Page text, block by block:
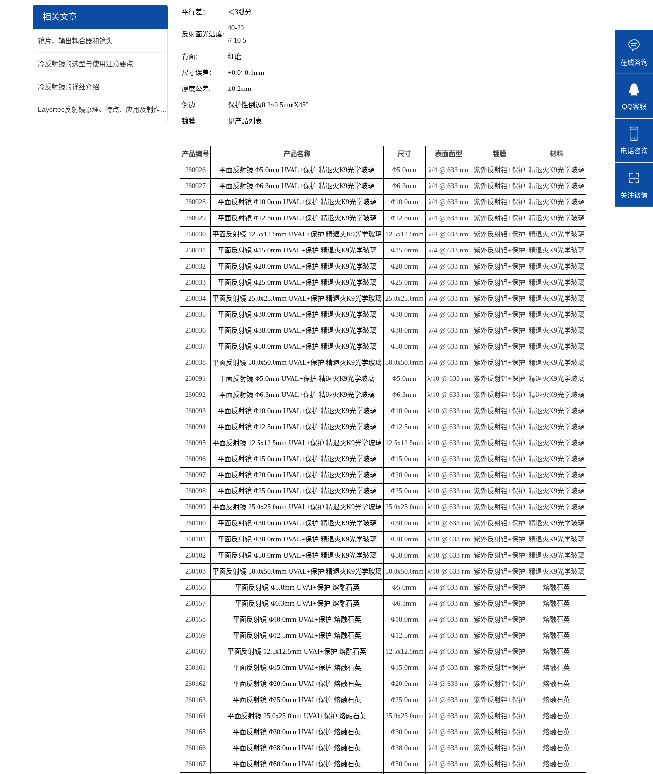
相关文章
镜片，输出耦合器和镜头
冷反射镜的选型与使用注意要点
冷反射镜的详细介绍
Layertec反射镜原理、特点、应用及制作工艺
平行差： ＜3弧分
反射面光洁度:
40-20
// 10-5
背面: 细磨
尺寸误差： +0.0/-0.1mm
厚度公差: ±0.2mm
倒边 : 保护性倒边0.2~0.5mmX45°
镀膜 : 见产品列表
产品编号 产品名称 尺寸 表面面型 镀膜 材料
260026 平面反射镜 Φ5.0mm UVAL+保护 精退火K9光学玻璃 Φ5.0mm λ/4 @ 633 nm 紫外反射铝+保护 精退火K9光学玻璃
260027 平面反射镜 Φ6.3mm UVAL+保护 精退火K9光学玻璃 Φ6.3mm λ/4 @ 633 nm 紫外反射铝+保护 精退火K9光学玻璃
260028 平面反射镜 Φ10.0mm UVAL+保护 精退火K9光学玻璃 Φ10.0mm λ/4 @ 633 nm 紫外反射铝+保护 精退火K9光学玻璃
260029 平面反射镜 Φ12.5mm UVAL+保护 精退火K9光学玻璃 Φ12.5mm λ/4 @ 633 nm 紫外反射铝+保护 精退火K9光学玻璃
260030 平面反射镜 12.5x12.5mm UVAL+保护 精退火K9光学玻璃 12.5x12.5mm λ/4 @ 633 nm 紫外反射铝+保护 精退火K9光学玻璃
260031 平面反射镜 Φ15.0mm UVAL+保护 精退火K9光学玻璃 Φ15.0mm λ/4 @ 633 nm 紫外反射铝+保护 精退火K9光学玻璃
260032 平面反射镜 Φ20.0mm UVAL+保护 精退火K9光学玻璃 Φ20.0mm λ/4 @ 633 nm 紫外反射铝+保护 精退火K9光学玻璃
260033 平面反射镜 Φ25.0mm UVAL+保护 精退火K9光学玻璃 Φ25.0mm λ/4 @ 633 nm 紫外反射铝+保护 精退火K9光学玻璃
260034 平面反射镜 25.0x25.0mm UVAL+保护 精退火K9光学玻璃 25.0x25.0mm λ/4 @ 633 nm 紫外反射铝+保护 精退火K9光学玻璃
260035 平面反射镜 Φ30.0mm UVAL+保护 精退火K9光学玻璃 Φ30.0mm λ/4 @ 633 nm 紫外反射铝+保护 精退火K9光学玻璃
260036 平面反射镜 Φ38.0mm UVAL+保护 精退火K9光学玻璃 Φ38.0mm λ/4 @ 633 nm 紫外反射铝+保护 精退火K9光学玻璃
260037 平面反射镜 Φ50.0mm UVAL+保护 精退火K9光学玻璃 Φ50.0mm λ/4 @ 633 nm 紫外反射铝+保护 精退火K9光学玻璃
260038 平面反射镜 50.0x50.0mm UVAL+保护 精退火K9光学玻璃 50.0x50.0mm λ/4 @ 633 nm 紫外反射铝+保护 精退火K9光学玻璃
260091 平面反射镜 Φ5.0mm UVAL+保护 精退火K9光学玻璃 Φ5.0mm λ/10 @ 633 nm 紫外反射铝+保护 精退火K9光学玻璃
260092 平面反射镜 Φ6.3mm UVAL+保护 精退火K9光学玻璃 Φ6.3mm λ/10 @ 633 nm 紫外反射铝+保护 精退火K9光学玻璃
260093 平面反射镜 Φ10.0mm UVAL+保护 精退火K9光学玻璃 Φ10.0mm λ/10 @ 633 nm 紫外反射铝+保护 精退火K9光学玻璃
260094 平面反射镜 Φ12.5mm UVAL+保护 精退火K9光学玻璃 Φ12.5mm λ/10 @ 633 nm 紫外反射铝+保护 精退火K9光学玻璃
260095 平面反射镜 12.5x12.5mm UVAL+保护 精退火K9光学玻璃 12.5x12.5mm λ/10 @ 633 nm 紫外反射铝+保护 精退火K9光学玻璃
260096 平面反射镜 Φ15.0mm UVAL+保护 精退火K9光学玻璃 Φ15.0mm λ/10 @ 633 nm 紫外反射铝+保护 精退火K9光学玻璃
260097 平面反射镜 Φ20.0mm UVAL+保护 精退火K9光学玻璃 Φ20.0mm λ/10 @ 633 nm 紫外反射铝+保护 精退火K9光学玻璃
260098 平面反射镜 Φ25.0mm UVAL+保护 精退火K9光学玻璃 Φ25.0mm λ/10 @ 633 nm 紫外反射铝+保护 精退火K9光学玻璃
260099 平面反射镜 25.0x25.0mm UVAL+保护 精退火K9光学玻璃 25.0x25.0mm λ/10 @ 633 nm 紫外反射铝+保护 精退火K9光学玻璃
260100 平面反射镜 Φ30.0mm UVAL+保护 精退火K9光学玻璃 Φ30.0mm λ/10 @ 633 nm 紫外反射铝+保护 精退火K9光学玻璃
260101 平面反射镜 Φ38.0mm UVAL+保护 精退火K9光学玻璃 Φ38.0mm λ/10 @ 633 nm 紫外反射铝+保护 精退火K9光学玻璃
260102 平面反射镜 Φ50.0mm UVAL+保护 精退火K9光学玻璃 Φ50.0mm λ/10 @ 633 nm 紫外反射铝+保护 精退火K9光学玻璃
260103 平面反射镜 50.0x50.0mm UVAL+保护 精退火K9光学玻璃 50.0x50.0mm λ/10 @ 633 nm 紫外反射铝+保护 精退火K9光学玻璃
260156 平面反射镜 Φ5.0mm UVAI+保护 熔融石英 Φ5.0mm λ/4 @ 633 nm 紫外反射铝+保护 熔融石英
260157 平面反射镜 Φ6.3mm UVAI+保护 熔融石英 Φ6.3mm λ/4 @ 633 nm 紫外反射铝+保护 熔融石英
260158 平面反射镜 Φ10.0mm UVAI+保护 熔融石英 Φ10.0mm λ/4 @ 633 nm 紫外反射铝+保护 熔融石英
260159 平面反射镜 Φ12.5mm UVAI+保护 熔融石英 Φ12.5mm λ/4 @ 633 nm 紫外反射铝+保护 熔融石英
260160 平面反射镜 12.5x12.5mm UVAI+保护 熔融石英 12.5x12.5mm λ/4 @ 633 nm 紫外反射铝+保护 熔融石英
260161 平面反射镜 Φ15.0mm UVAI+保护 熔融石英 Φ15.0mm λ/4 @ 633 nm 紫外反射铝+保护 熔融石英
260162 平面反射镜 Φ20.0mm UVAI+保护 熔融石英 Φ20.0mm λ/4 @ 633 nm 紫外反射铝+保护 熔融石英
260163 平面反射镜 Φ25.0mm UVAI+保护 熔融石英 Φ25.0mm λ/4 @ 633 nm 紫外反射铝+保护 熔融石英
260164 平面反射镜 25.0x25.0mm UVAI+保护 熔融石英 25.0x25.0mm λ/4 @ 633 nm 紫外反射铝+保护 熔融石英
260165 平面反射镜 Φ30.0mm UVAI+保护 熔融石英 Φ30.0mm λ/4 @ 633 nm 紫外反射铝+保护 熔融石英
260166 平面反射镜 Φ38.0mm UVAI+保护 熔融石英 Φ38.0mm λ/4 @ 633 nm 紫外反射铝+保护 熔融石英
260167 平面反射镜 Φ50.0mm UVAI+保护 熔融石英 Φ50.0mm λ/4 @ 633 nm 紫外反射铝+保护 熔融石英
在线咨询
QQ客服
电话咨询
关注微信